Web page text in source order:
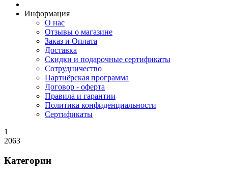
Информация
О нас
Отзывы о магазине
Заказ и Оплата
Доставка
Скидки и подарочные сертификаты
Сотрудничество
Партнёрская программа
Договор - оферта
Правила и гарантии
Политика конфиденциальности
Сертификаты
1
2063
Категории